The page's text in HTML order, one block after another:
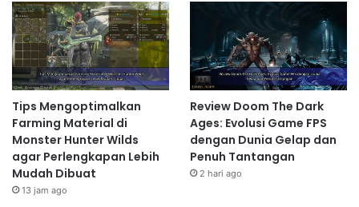
Tips Mengoptimalkan
Farming Material di
Monster Hunter Wilds
agar Perlengkapan Lebih
Mudah Dibuat
13 jam ago
Review Doom The Dark
Ages: Evolusi Game FPS
dengan Dunia Gelap dan
Penuh Tantangan
2 hari ago